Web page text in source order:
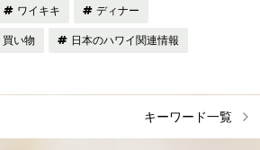
ワイキキ ディナー
買い物 日本のハワイ関連情報
キーワード一覧